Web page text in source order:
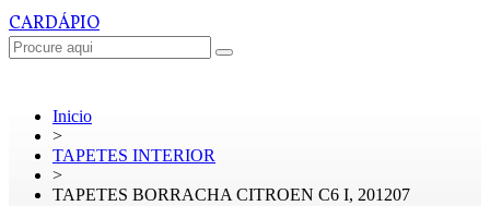
CARDÁPIO
Inicio
>
TAPETES INTERIOR
>
TAPETES BORRACHA CITROEN C6 I, 201207